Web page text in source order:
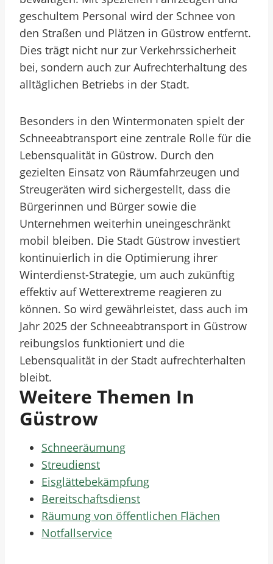
geschultem Personal wird der Schnee von
den Straßen und Plätzen in Güstrow entfernt.
Dies trägt nicht nur zur Verkehrssicherheit
bei, sondern auch zur Aufrechterhaltung des
alltäglichen Betriebs in der Stadt.
Besonders in den Wintermonaten spielt der
Schneeabtransport eine zentrale Rolle für die
Lebensqualität in Güstrow. Durch den
gezielten Einsatz von Räumfahrzeugen und
Streugeräten wird sichergestellt, dass die
Bürgerinnen und Bürger sowie die
Unternehmen weiterhin uneingeschränkt
mobil bleiben. Die Stadt Güstrow investiert
kontinuierlich in die Optimierung ihrer
Winterdienst-Strategie, um auch zukünftig
effektiv auf Wetterextreme reagieren zu
können. So wird gewährleistet, dass auch im
Jahr 2025 der Schneeabtransport in Güstrow
reibungslos funktioniert und die
Lebensqualität in der Stadt aufrechterhalten
bleibt.
Weitere Themen In
Güstrow
Schneeräumung
Streudienst
Eisglättebekämpfung
Bereitschaftsdienst
Räumung von öffentlichen Flächen
Notfallservice